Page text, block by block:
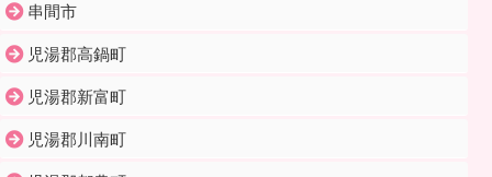
串間市
児湯郡高鍋町
児湯郡新富町
児湯郡川南町